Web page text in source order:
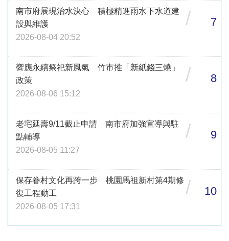
南市府展現治水決心 積極精進雨水下水道建
設與維護
2026-08-04 20:52
/ 7
響應永續祭祀新風氣 竹市推「新紙錢三燒」
政策
2026-08-06 15:12
/ 8
老宅延壽9/11截止申請 南市府加強宣導與駐
點輔導
2026-08-05 11:27
/ 9
保存眷村文化再跨一步 桃園馬祖新村第4期修
復工程動工
2026-08-05 17:31
/ 10